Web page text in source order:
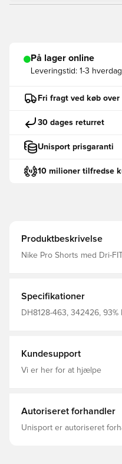
På lager online
Leveringstid: 1-3
Fri fragt ved køb
30 dages returret
Unisport prisgaranti
10 milioner tilfredse
Produktbeskrivelse
Nike Pro Shorts med Dri-
strækbart materiale med en
fornemmelse, hvilket giver
under kamp samt træning Slim fit
Specifikationer
DH8128-463, 342426, 93%
Kundesupport
Vi er her for at hjælpe
Autoriseret forhandler
Unisport er autoriseret